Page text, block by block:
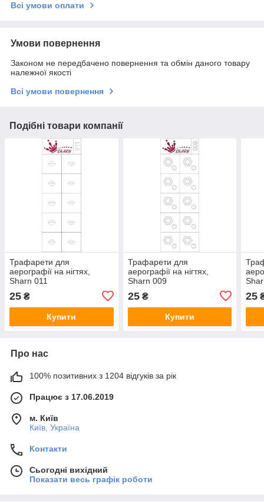
Всі умови оплати
Умови повернення
Законом не передбачено повернення та обмін даного товару
належної якості
Всі умови повернення
Подібні товари компанії
Трафарети для
аерографії на нігтях,
Sharn 011
25 ₴
Купити
Трафарети для
аерографії на нігтях,
Sharn 009
25₴
Купити
25
Про нас
100% позитивних з 1204 відгуків за рік
Працює з 17.06.2019
м. Київ
Київ, Україна
Контакти
Сьогодні вихідний
Показати весь графік роботи